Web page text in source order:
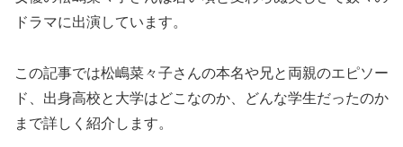
ドラマに出演しています。
この記事では松嶋菜々子さんの本名や兄と両親のエピソー
ド、出身高校と大学はどこなのか、どんな学生だったのか
まで詳しく紹介します。